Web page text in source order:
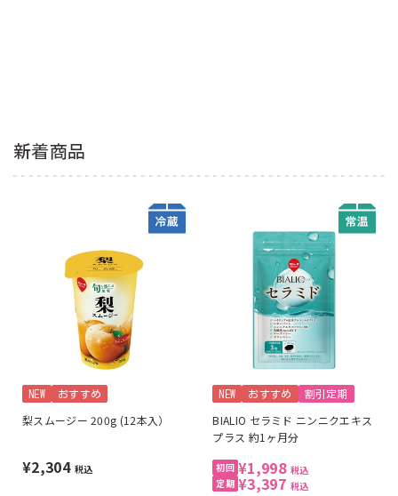
新着商品
NEW おすすめ
梨スムージー 200g (12本入）
¥2,304 税込
NEW おすすめ 割引定期
BIALIO セラミド ニンニクエキス
プラス 約1ヶ月分
¥1,998 税込
¥3,397 税込